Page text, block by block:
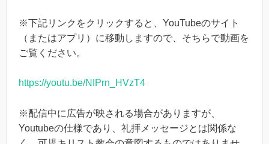
※下記リンクをクリックすると、YouTubeのサイト
（またはアプリ）に移動しますので、そちらで動画を
ご覧ください。
https://youtu.be/NIPrn_HVzT4
※配信中に広告が映される場合がありますが、
Youtubeの仕様であり、礼拝メッセージとは関係な